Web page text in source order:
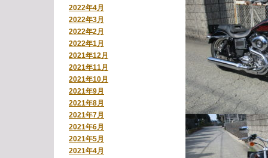
2022年4月
2022年3月
2022年2月
2022年1月
2021年12月
2021年11月
2021年10月
2021年9月
2021年8月
2021年7月
2021年6月
2021年5月
2021年4月